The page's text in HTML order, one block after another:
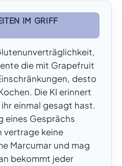
IM GRIFF
die mit Grapefruit
desto
Die KI erinnert
einmal gesagt hast.
eines Gesprächs
vertrage keine
Marcumar und mag
bekommt jeder